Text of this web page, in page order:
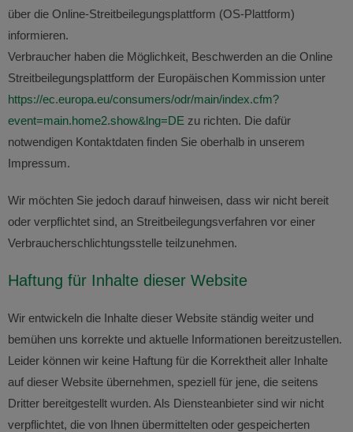
über die Online-Streitbeilegungsplattform (OS-Plattform)
informieren.
Verbraucher haben die Möglichkeit, Beschwerden an die Online
Streitbeilegungsplattform der Europäischen Kommission unter
https://ec.europa.eu/consumers/odr/main/index.cfm?
event=main.home2.show&lng=DE zu richten. Die dafür
notwendigen Kontaktdaten finden Sie oberhalb in unserem
Impressum.
Wir möchten Sie jedoch darauf hinweisen, dass wir nicht bereit
oder verpflichtet sind, an Streitbeilegungsverfahren vor einer
Verbraucherschlichtungsstelle teilzunehmen.
Haftung für Inhalte dieser Website
Wir entwickeln die Inhalte dieser Website ständig weiter und
bemühen uns korrekte und aktuelle Informationen bereitzustellen.
Leider können wir keine Haftung für die Korrektheit aller Inhalte
auf dieser Website übernehmen, speziell für jene, die seitens
Dritter bereitgestellt wurden. Als Diensteanbieter sind wir nicht
verpflichtet, die von Ihnen übermittelten oder gespeicherten